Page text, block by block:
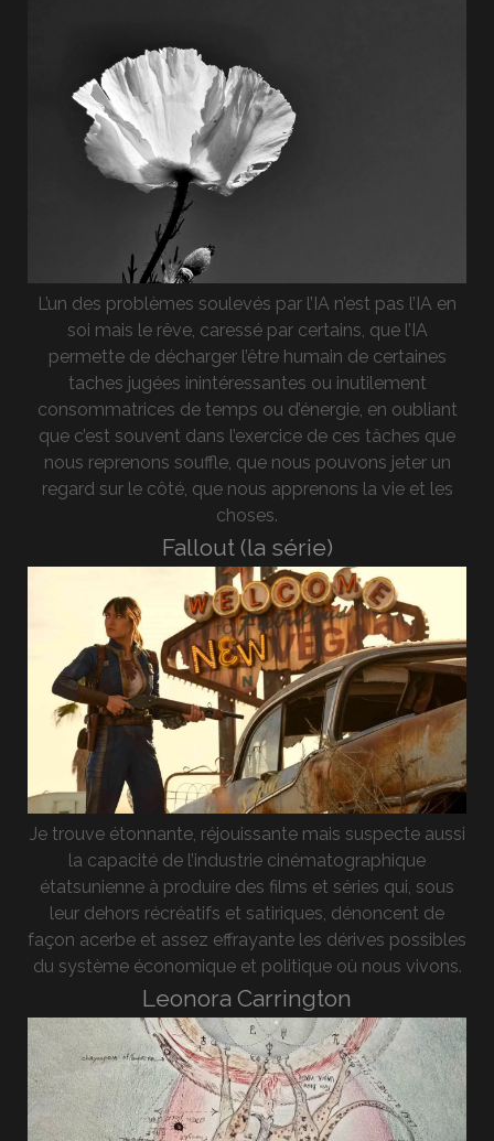
L’un des problèmes soulevés par l’IA n’est pas l’IA en
soi mais le rêve, caressé par certains, que l’IA
permette de décharger l’être humain de certaines
taches jugées inintéressantes ou inutilement
consommatrices de temps ou d’énergie, en oubliant
que c’est souvent dans l’exercice de ces tâches que
nous reprenons souffle, que nous pouvons jeter un
regard sur le côté, que nous apprenons la vie et les
choses.
Fallout (la série)
Je trouve étonnante, réjouissante mais suspecte aussi
la capacité de l’industrie cinématographique
étatsunienne à produire des films et séries qui, sous
leur dehors récréatifs et satiriques, dénoncent de
façon acerbe et assez effrayante les dérives possibles
du système économique et politique où nous vivons.
Leonora Carrington